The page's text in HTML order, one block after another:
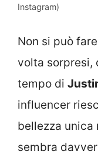
Instagram)
Non si può
volta sorpresi,
tempo di
influencer
bellezza unica
sembra